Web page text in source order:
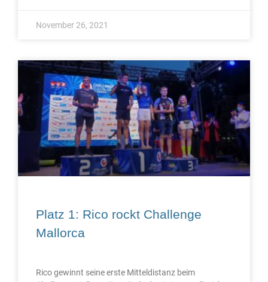
November 26, 2021
Platz 1: Rico rockt Challenge
Mallorca
Rico gewinnt seine erste Mitteldistanz beim